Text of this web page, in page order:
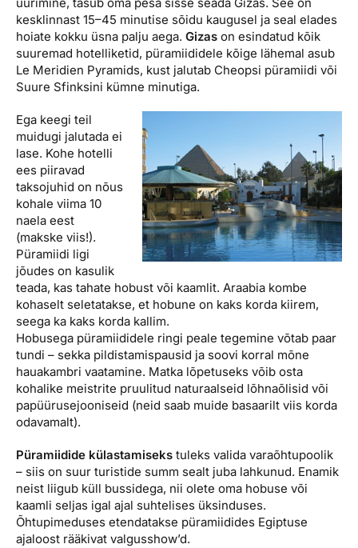
uurimine, tasub oma pesa sisse seada Gizas. See on
kesklinnast 15–45 minutise sõidu kaugusel ja seal elades
hoiate kokku üsna palju aega. Gizas on esindatud kõik
suuremad hotelliketid, püramiididele kõige lähemal asub
Le Meridien Pyramids, kust jalutab Cheopsi püramiidi või
Suure Sfinksini kümne minutiga.
Ega keegi teil
muidugi jalutada ei
lase. Kohe hotelli
ees piiravad
taksojuhid on nõus
kohale viima 10
naela eest
(makske viis!).
Püramiidi ligi
jõudes on kasulik
teada, kas tahate hobust või kaamlit. Araabia kombe
kohaselt seletatakse, et hobune on kaks korda kiirem,
seega ka kaks korda kallim.
Hobusega püramiididele ringi peale tegemine võtab paar
tundi – sekka pildistamispausid ja soovi korral mõne
hauakambri vaatamine. Matka lõpetuseks võib osta
kohalike meistrite pruulitud naturaalseid lõhnaõlisid või
papüürusejooniseid (neid saab muide basaarilt viis korda
odavamalt).
Püramiidide külastamiseks tuleks valida varaõhtupoolik
– siis on suur turistide summ sealt juba lahkunud. Enamik
neist liigub küll bussidega, nii olete oma hobuse või
kaamli seljas igal ajal suhtelises üksinduses.
Õhtupimeduses etendatakse püramiidides Egiptuse
ajaloost rääkivat valgusshow’d.